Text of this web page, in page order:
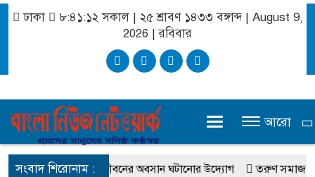
ঢাকা ৮:৪১:১২ সকাল| ২৫ শ্রাবণ ১৪৩৩ বঙ্গাব্দ | August 9,
2026 |রবিবার
আরো
সংবাদ শিরোনাম :
বছরের মানবেতর জীবনের অবসান ঘটানোর উদ্যোগ তরুণ সমাজ